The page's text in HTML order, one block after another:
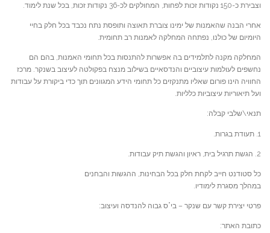
וצבירת כ-150 נקודות זכות לפחות, המחולקים לכ-36 נקודות זכות, בכל שנת לימוד.
אחרי הבנה שהאמנות של ימינו צוברת תאוצה ותופסת נתח נכבד בכל חלק בחיי
היומיום של כולנו, נפתחה המחלקה לאמנות רב תחומית.
המחלקה מקנה לתלמידים בה אפשרות להתנסות בכל תחומי האמנות, בהם הם
נחשפים לעולמות עיצוביים והנדסאיים בשילוב מנצח בפקולטה לעיצוב בשנקר. מרכז
החוויה הינו פורום שאליו מתנקזים כל תחומי הידע המגוונים תוך כדי ביקורת על עבודות
ועל תיאוריות עיצוביות כלליות.
תנאי\שלבי קבלה:
1. תעודת בגרות.
2. הגשת תרגיל בית, ראיון והגשת תיק עבודות.
כל סטודנט חייב לקחת חלק בכל הבחינות, ההגשות והבחנים
במהלך מסגרת לימודיו.
פרטי יצירת קשר עם שנקר – בי”ס גבוה להנדסה ועיצוב:
כתובת האתר: